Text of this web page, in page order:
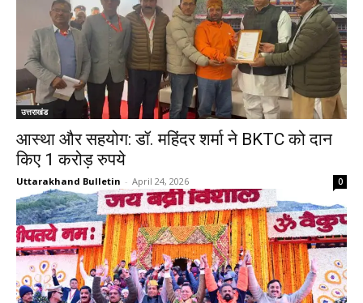
उत्तराखंड
आस्था और सहयोग: डॉ. महिंदर शर्मा ने BKTC को दान
किए 1 करोड़ रुपये
Uttarakhand Bulletin - April 24, 2026 0